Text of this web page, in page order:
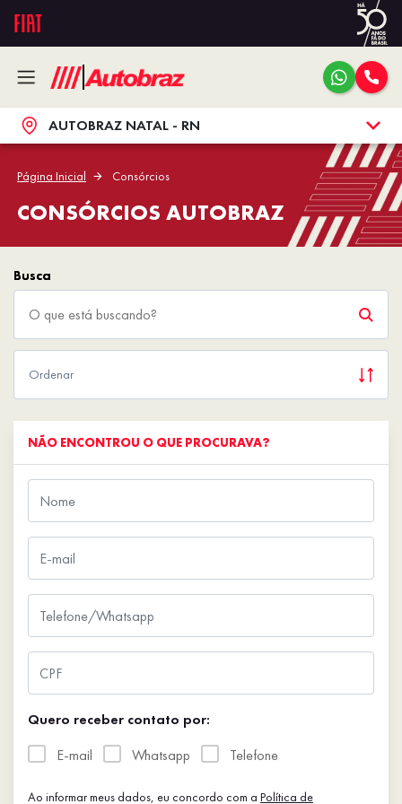
AUTOBRAZ NATAL - RN
Página Inicial Consórcios
CONSÓRCIOS AUTOBRAZ
NÃO ENCONTROU O QUE PROCURAVA?
Quero receber contato por:
E-mail
Whatsapp Telefone
Ao informar meus dados, eu concordo com a Política de